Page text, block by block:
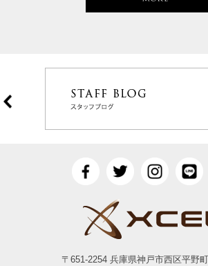
Prev
〒651-2254 兵庫県神戸市西区平野